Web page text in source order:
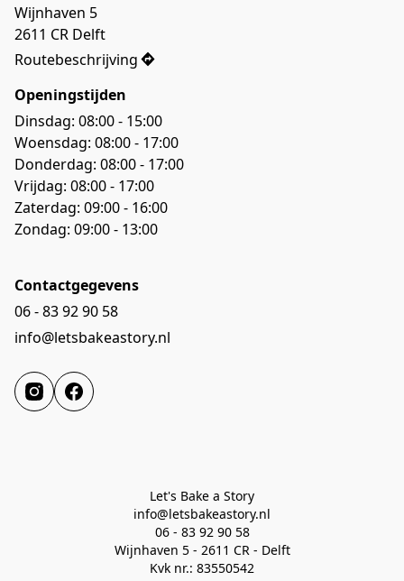
Wijnhaven 5
2611 CR Delft
Routebeschrijving
Openingstijden
Dinsdag: 08:00 - 15:00
Woensdag: 08:00 - 17:00
Donderdag: 08:00 - 17:00
Vrijdag: 08:00 - 17:00
Zaterdag: 09:00 - 16:00
Zondag: 09:00 - 13:00
Contactgegevens
06 - 83 92 90 58
info@letsbakeastory.nl
Let's Bake a Story
info@letsbakeastory.nl
06 - 83 92 90 58
Wijnhaven 5 - 2611 CR - Delft
Kvk nr.: 83550542